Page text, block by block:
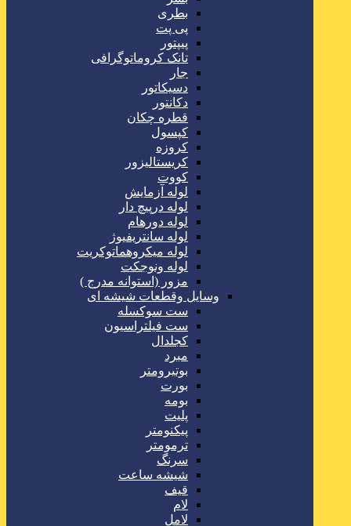
بطری
پی پت
پیپتور
تانک کروماتوگرافی
جار
دسیکاتور
دکانتور
قطره چکان
کپسول
کروزه
کریستالیزور
کووت
لوله آزمایش
لوله درپیچ دار
لوله دورهام
لوله سانتریفیوژ
لوله میکروهماتوکریت
لوله ونوجکت
مزور (استوانه مدرج )
وسایل وقطعات شیشه ای
ست سوکسله
ست فیلتراسیون
کجلدال
مبرد
بوتیرومتر
بورت
بومه
پلیت
پیکنومتر
ترمومتر
سرنگ
شیشه ساعت
قیف
لام
لامل